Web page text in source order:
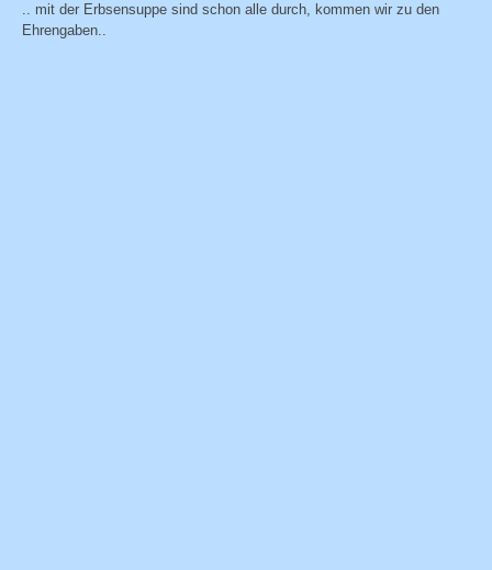
.. mit der Erbsensuppe sind schon alle durch, kommen wir zu den
Ehrengaben..